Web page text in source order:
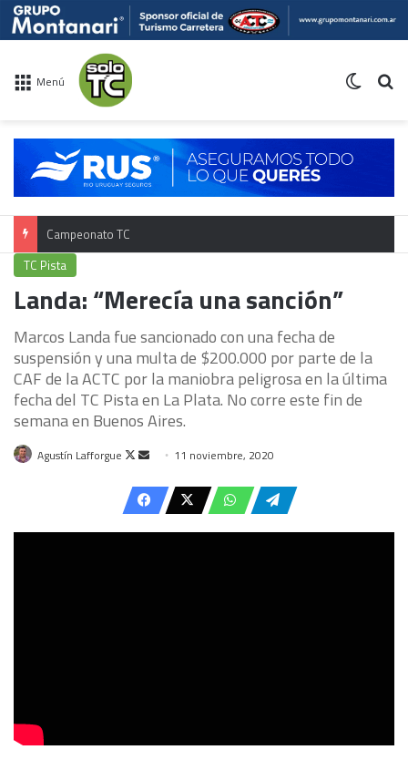
Menú
Campeonato TC
TC Pista
Landa: “Merecía una sanción”
Marcos Landa fue sancionado con una fecha de
suspensión y una multa de $200.000 por parte de la
CAF de la ACTC por la maniobra peligrosa en la última
fecha del TC Pista en La Plata. No corre este fin de
semana en Buenos Aires.
Agustín Lafforgue
Follow
X
Send
email
11 noviembre, 2020